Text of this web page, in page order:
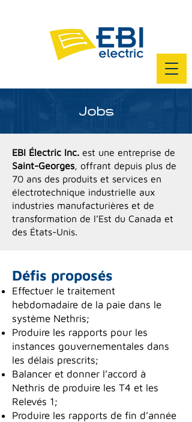
Jobs
EBI Électric Inc. est une entreprise de
Saint-Georges, offrant depuis plus de
70 ans des produits et services en
électrotechnique industrielle aux
industries manufacturières et de
transformation de l’Est du Canada et
des États-Unis.
Défis proposés
Effectuer le traitement
hebdomadaire de la paie dans le
système Nethris;
Produire les rapports pour les
instances gouvernementales dans
les délais prescrits;
Balancer et donner l’accord à
Nethris de produire les T4 et les
Relevés 1;
Produire les rapports de fin d’année